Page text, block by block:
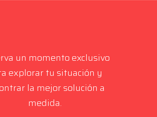
un momento exclusivo
explorar tu situación y
la mejor solución a
medida.